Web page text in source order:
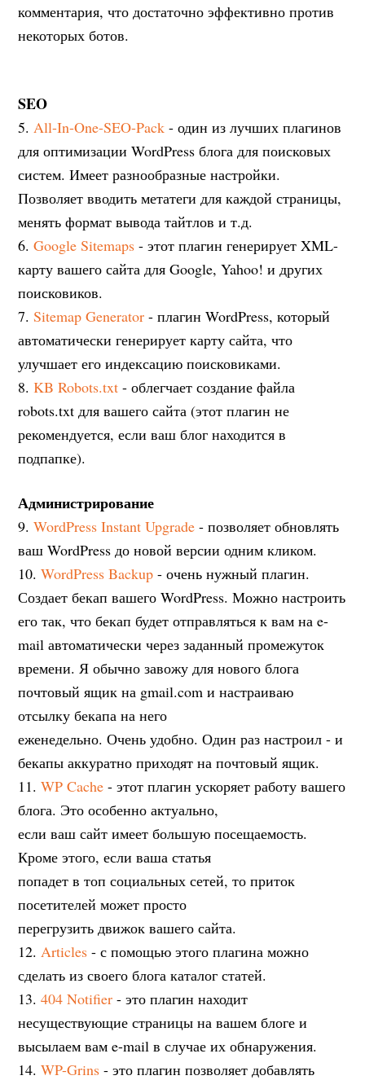
комментария, что достаточно эффективно против
некоторых ботов.
SEO
5.All-In-One-SEO-Pack - один из лучших плагинов
для оптимизации WordPress блога для поисковых
систем. Имеет разнообразные настройки.
Позволяет вводить метатеги для каждой страницы,
менять формат вывода тайтлов и т.д.
6.Google Sitemaps - этот плагин генерирует XML-
карту вашего сайта для Google, Yahoo! и других
поисковиков.
7.Sitemap Generator - плагин WordPress, который
автоматически генерирует карту сайта, что
улучшает его индексацию поисковиками.
8.KB Robots.txt - облегчает создание файла
robots.txt для вашего сайта (этот плагин не
рекомендуется, если ваш блог находится в
подпапке).
Администрирование
9.WordPress Instant Upgrade - позволяет обновлять
ваш WordPress до новой версии одним кликом.
10.WordPress Backup - очень нужный плагин.
Создает бекап вашего WordPress. Можно настроить
его так, что бекап будет отправляться к вам на e-
mail автоматически через заданный промежуток
времени. Я обычно завожу для нового блога
почтовый ящик на gmail.com и настраиваю
отсылку бекапа на него
еженедельно. Очень удобно. Один раз настроил - и
бекапы аккуратно приходят на почтовый ящик.
11.WP Cache - этот плагин ускоряет работу вашего
блога. Это особенно актуально,
если ваш сайт имеет большую посещаемость.
Кроме этого, если ваша статья
попадет в топ социальных сетей, то приток
посетителей может просто
перегрузить движок вашего сайта.
12.Articles - с помощью этого плагина можно
сделать из своего блога каталог статей.
13.404 Notifier - это плагин находит
несуществующие страницы на вашем блоге и
высылаем вам e-mail в случае их обнаружения.
14.WP-Grins - это плагин позволяет добавлять